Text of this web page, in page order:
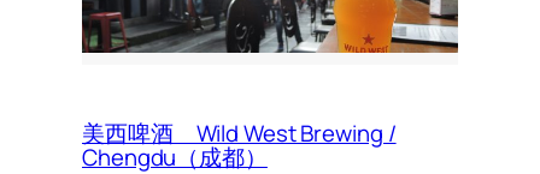
美西啤酒 Wild West Brewing /
Chengdu（成都）